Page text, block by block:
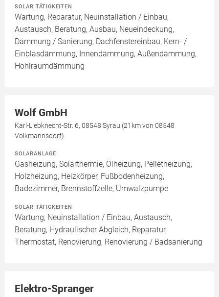
SOLAR TÄTIGKEITEN
Wartung, Reparatur, Neuinstallation / Einbau,
Austausch, Beratung, Ausbau, Neueindeckung,
Dämmung / Sanierung, Dachfenstereinbau, Kern- /
Einblasdämmung, Innendämmung, Außendämmung,
Hohlraumdämmung
Wolf GmbH
Karl-Liebknecht-Str. 6, 08548 Syrau (21km von 08548
Volkmannsdorf)
SOLARANLAGE
Gasheizung, Solarthermie, Ölheizung, Pelletheizung,
Holzheizung, Heizkörper, Fußbodenheizung,
Badezimmer, Brennstoffzelle, Umwälzpumpe
SOLAR TÄTIGKEITEN
Wartung, Neuinstallation / Einbau, Austausch,
Beratung, Hydraulischer Abgleich, Reparatur,
Thermostat, Renovierung, Renovierung / Badsanierung
Elektro-Spranger